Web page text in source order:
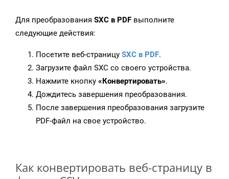
Для преобразования SXC в PDF выполните
следующие действия:
Посетите веб-страницу SXC в PDF.
Загрузите файл SXC со своего устройства.
Нажмите кнопку «Конвертировать».
Дождитесь завершения преобразования.
После завершения преобразования загрузите
PDF-файл на свое устройство.
Как конвертировать веб-страницу в